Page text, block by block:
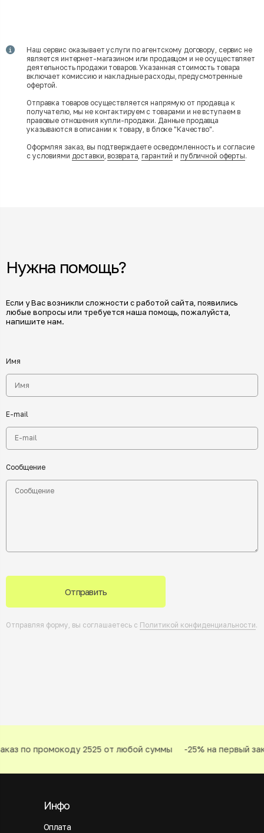
Наш сервис оказывает услуги по агентскому договору, сервис не
является интернет-магазином или продавцом и не осуществляет
деятельность продажи товаров. Указанная стоимость товара
включает комиссию и накладные расходы, предусмотренные
офертой.
Отправка товаров осуществляется напрямую от продавца к
получателю, мы не контактируем с товарами и не вступаем в
правовые отношения купли-продажи. Данные продавца
указываются в описании к товару, в блоке "Качество".
Оформляя заказ, вы подтверждаете осведомленность и согласие
с условиями доставки,возврата,гарантий и публичной оферты.
Нужна помощь?
Если у Вас возникли сложности с работой сайта, появились
любые вопросы или требуется наша помощь, пожалуйста,
напишите нам.
Имя
E-mail
Сообщение
Отправить
Отправляя форму, вы соглашаетесь с Политикой конфиденциальности.
по промокоду 2525 от любой суммы -25% на первый
Оплата
Инфо